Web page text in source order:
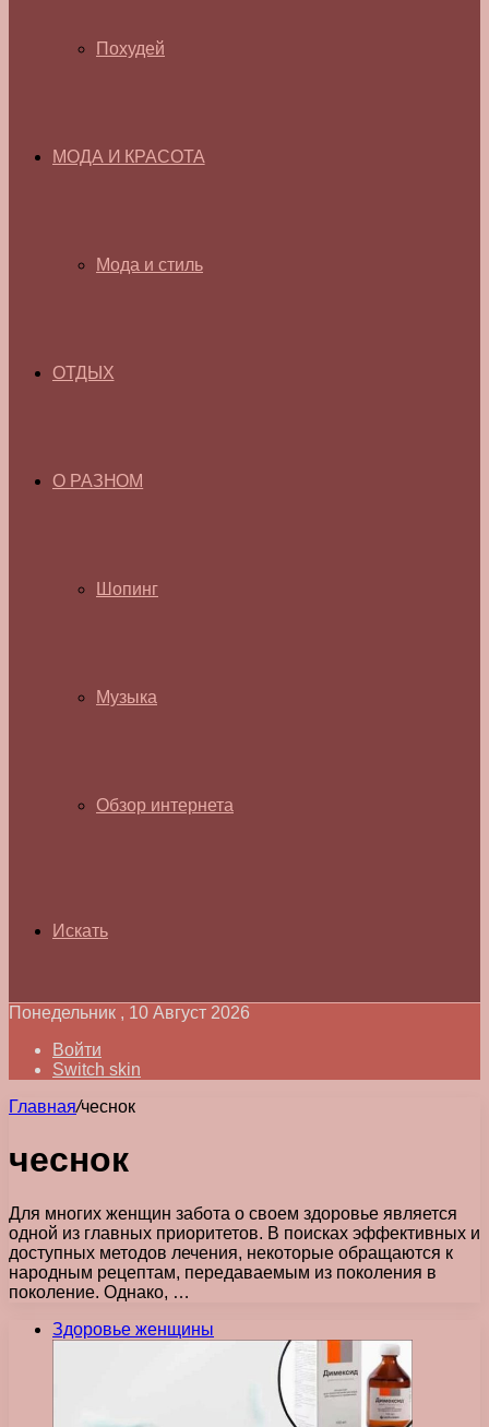
Похудей
МОДА И КРАСОТА
Мода и стиль
ОТДЫХ
О РАЗНОМ
Шопинг
Музыка
Обзор интернета
Искать
Понедельник , 10 Август 2026
Войти
Switch skin
Главная/чеснок
чеснок
Для многих женщин забота о своем здоровье является
одной из главных приоритетов. В поисках эффективных и
доступных методов лечения, некоторые обращаются к
народным рецептам, передаваемым из поколения в
поколение. Однако, …
Здоровье женщины